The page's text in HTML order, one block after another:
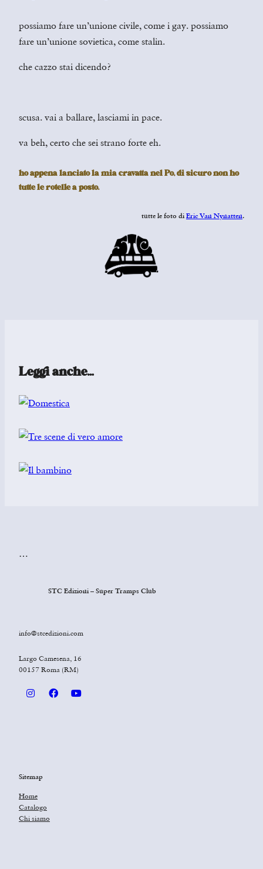
possiamo fare un’unione civile, come i gay. possiamo
fare un’unione sovietica, come stalin.
che cazzo stai dicendo?
scusa. vai a ballare, lasciami in pace.
va beh, certo che sei strano forte eh.
ho appena lanciato la mia cravatta nel Po, di sicuro non ho
tutte le rotelle a posto.
tutte le foto di Eric Van Nynatten.
Leggi anche…
…
STC Edizioni – Super Tramps Club
info@stcedizioni.com
Largo Camesena, 16
00157 Roma (RM)
Sitemap
Home
Catalogo
Chi siamo